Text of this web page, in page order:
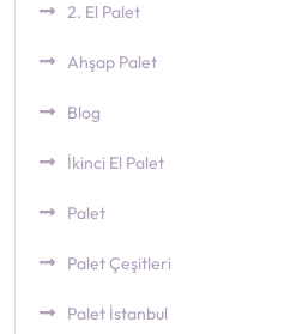
2. El Palet
Ahşap Palet
Blog
İkinci El Palet
Palet
Palet Çeşitleri
Palet İstanbul